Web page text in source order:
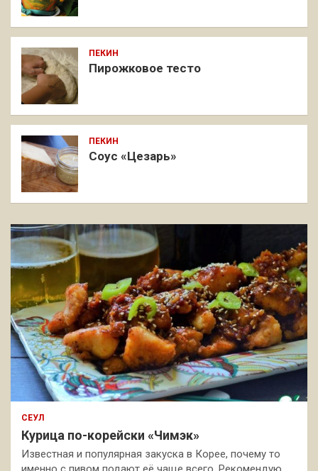
ПЕКИН
Пирожковое тесто
ПЕКИН
Соус «Цезарь»
СЕУЛ
Курица по-корейски «Чимэк»
Известная и популярная закуска в Корее, почему то